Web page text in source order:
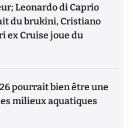
Leonardo di Caprio
du brukini, Cristiano
ex Cruise joue du
pourrait bien être une
milieux aquatiques